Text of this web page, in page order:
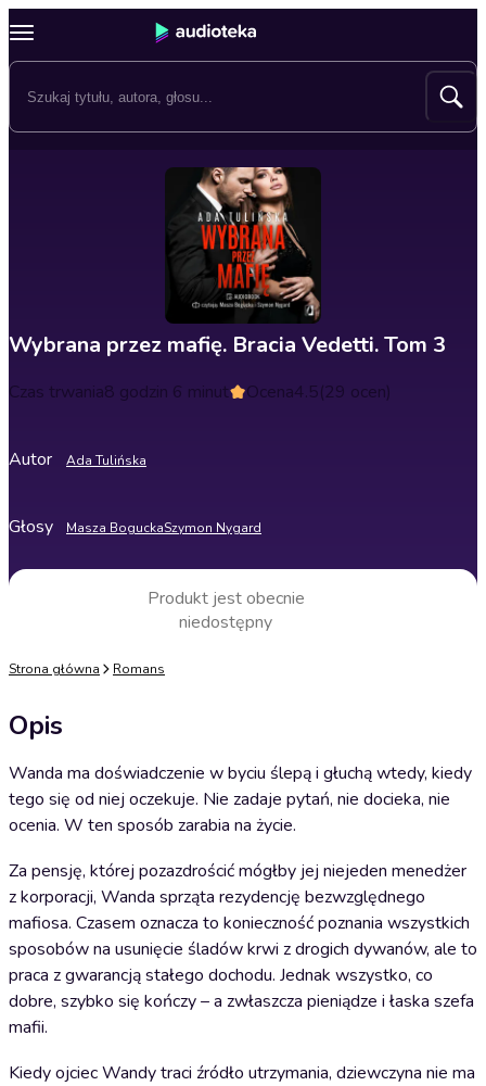
Wybrana przez mafię. Bracia Vedetti. Tom 3
Czas trwania8 godzin 6 minut Ocena4.5(29 ocen)
Autor Ada Tulińska
Głosy Masza BoguckaSzymon Nygard
Produkt jest obecnie
niedostępny
Strona główna Romans
Opis
Wanda ma doświadczenie w byciu ślepą i głuchą wtedy, kiedy
tego się od niej oczekuje. Nie zadaje pytań, nie docieka, nie
ocenia. W ten sposób zarabia na życie.
Za pensję, której pozazdrościć mógłby jej niejeden menedżer
z korporacji, Wanda sprząta rezydencję bezwzględnego
mafiosa. Czasem oznacza to konieczność poznania wszystkich
sposobów na usunięcie śladów krwi z drogich dywanów, ale to
praca z gwarancją stałego dochodu. Jednak wszystko, co
dobre, szybko się kończy – a zwłaszcza pieniądze i łaska szefa
mafii.
Kiedy ojciec Wandy traci źródło utrzymania, dziewczyna nie ma